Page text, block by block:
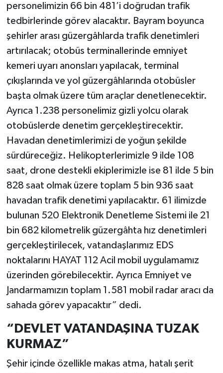
personelimizin 66 bin 481’i doğrudan trafik
tedbirlerinde görev alacaktır. Bayram boyunca
şehirler arası güzergâhlarda trafik denetimleri
artırılacak; otobüs terminallerinde emniyet
kemeri uyarı anonsları yapılacak, terminal
çıkışlarında ve yol güzergâhlarında otobüsler
başta olmak üzere tüm araçlar denetlenecektir.
Ayrıca 1.238 personelimiz gizli yolcu olarak
otobüslerde denetim gerçekleştirecektir.
Havadan denetimlerimizi de yoğun şekilde
sürdüreceğiz. Helikopterlerimizle 9 ilde 108
saat, drone destekli ekiplerimizle ise 81 ilde 5 bin
828 saat olmak üzere toplam 5 bin 936 saat
havadan trafik denetimi yapılacaktır. 61 ilimizde
bulunan 520 Elektronik Denetleme Sistemi ile 21
bin 682 kilometrelik güzergâhta hız denetimleri
gerçekleştirilecek, vatandaşlarımız EDS
noktalarını HAYAT 112 Acil mobil uygulamamız
üzerinden görebilecektir. Ayrıca Emniyet ve
Jandarmamızın toplam 1.581 mobil radar aracı da
sahada görev yapacaktır” dedi.
“DEVLET VATANDAŞINA TUZAK
KURMAZ”
Şehir içinde özellikle makas atma, hatalı şerit